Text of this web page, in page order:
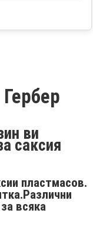
ви
саксия
пластмасов.
всяка